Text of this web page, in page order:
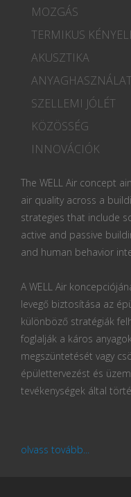
MOZGÁS
TERMIKUS
AKUSZTIKA
ANYAGHASZNÁLAT
SZELLEMI JÓLÉT
KÖZÖSSÉG
INNOVÁCIÓK
The WELL Air concept
air quality across a
strategies that include
active and passive
and human behavior
A WELL Air
levegő biztosítása az
különböző stratégiák
foglalják a káros
megszüntetését vagy
épülettervezést és
tevékenységek által
olvass tovább...